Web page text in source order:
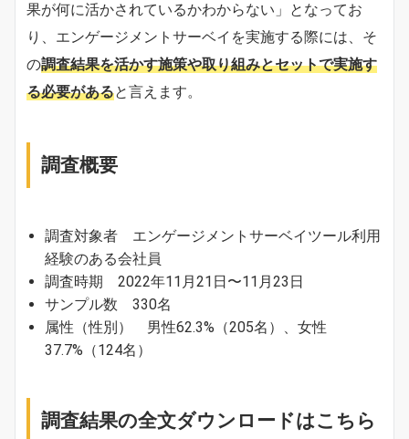
果が何に活かされているかわからない」となってお
り、エンゲージメントサーベイを実施する際には、そ
の調査結果を活かす施策や取り組みとセットで実施す
る必要があると言えます。
調査概要
調査対象者 エンゲージメントサーベイツール利用
経験のある会社員
調査時期 2022年11月21日〜11月23日
サンプル数 330名
属性（性別） 男性62.3%（205名）、女性
37.7%（124名）
調査結果の全文ダウンロードはこちら